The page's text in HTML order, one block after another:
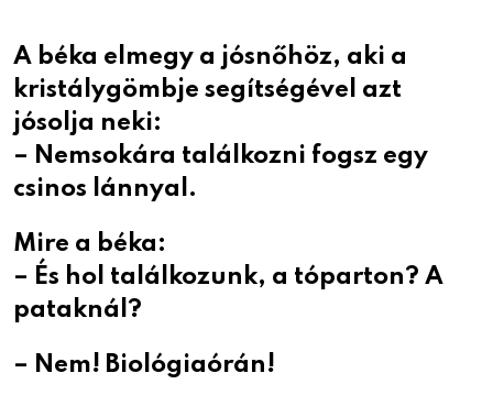
A béka elmegy a jósnőhöz, aki a
kristálygömbje segítségével azt
jósolja neki:
– Nemsokára találkozni fogsz egy
csinos lánnyal.
Mire a béka:
– És hol találkozunk, a tóparton? A
pataknál?
– Nem! Biológiaórán!